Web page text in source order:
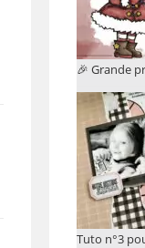
🎉 Grande
Tuto n°3